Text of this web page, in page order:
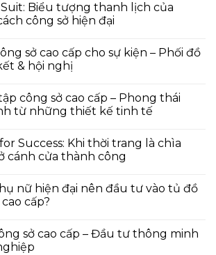
Biểu tượng thanh lịch của
công sở hiện đại
sở cao cấp cho sự kiện – Phối đồ
& hội nghị
công sở cao cấp – Phong thái
từ những thiết kế tinh tế
Success: Khi thời trang là chìa
cánh cửa thành công
nữ hiện đại nên đầu tư vào tủ đồ
cấp?
sở cao cấp – Đầu tư thông minh